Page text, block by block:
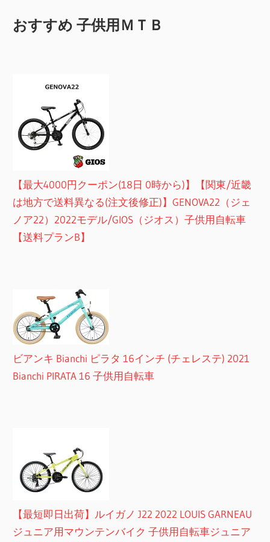
おすすめ 子供用ＭＴＢ
【最大4000円クーポン(18日 0時から)】【関東/近畿
は地方で送料異なる(注文後修正)】GENOVA22（ジェ
ノア22）2022モデル/GIOS（ジオス）子供用自転車
【送料プランB】
ビアンキ Bianchi ピラタ 16インチ (チェレステ) 2021
Bianchi PIRATA 16 子供用自転車
【最短即日出荷】ルイガノ J22 2022 LOUIS GARNEAU
ジュニア用マウンテンバイク 子供用自転車ジュニア